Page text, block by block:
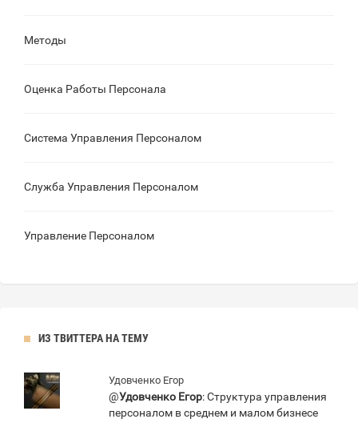
Методы
Оценка Работы Персонала
Система Управления Персоналом
Служба Управления Персоналом
Управление Персоналом
ИЗ ТВИТТЕРА НА ТЕМУ
Удовченко Егор
@Удовченко Егор: Структура управления
персоналом в среднем и малом бизнесе